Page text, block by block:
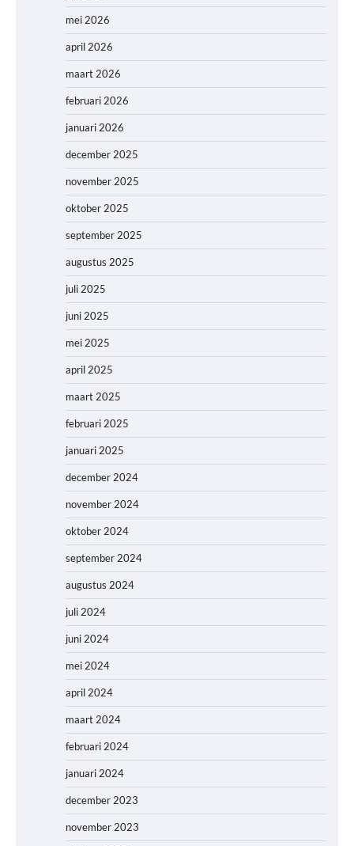
mei 2026
april 2026
maart 2026
februari 2026
januari 2026
december 2025
november 2025
oktober 2025
september 2025
augustus 2025
juli 2025
juni 2025
mei 2025
april 2025
maart 2025
februari 2025
januari 2025
december 2024
november 2024
oktober 2024
september 2024
augustus 2024
juli 2024
juni 2024
mei 2024
april 2024
maart 2024
februari 2024
januari 2024
december 2023
november 2023